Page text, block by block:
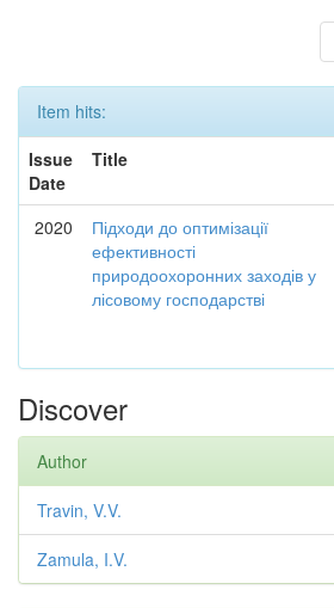
Item hits:
Issue
Date
Title
2020
Підходи до оптимізації
ефективності
природоохоронних заходів у
лісовому господарстві
Discover
Author
Travin, V.V.
Zamula, I.V.